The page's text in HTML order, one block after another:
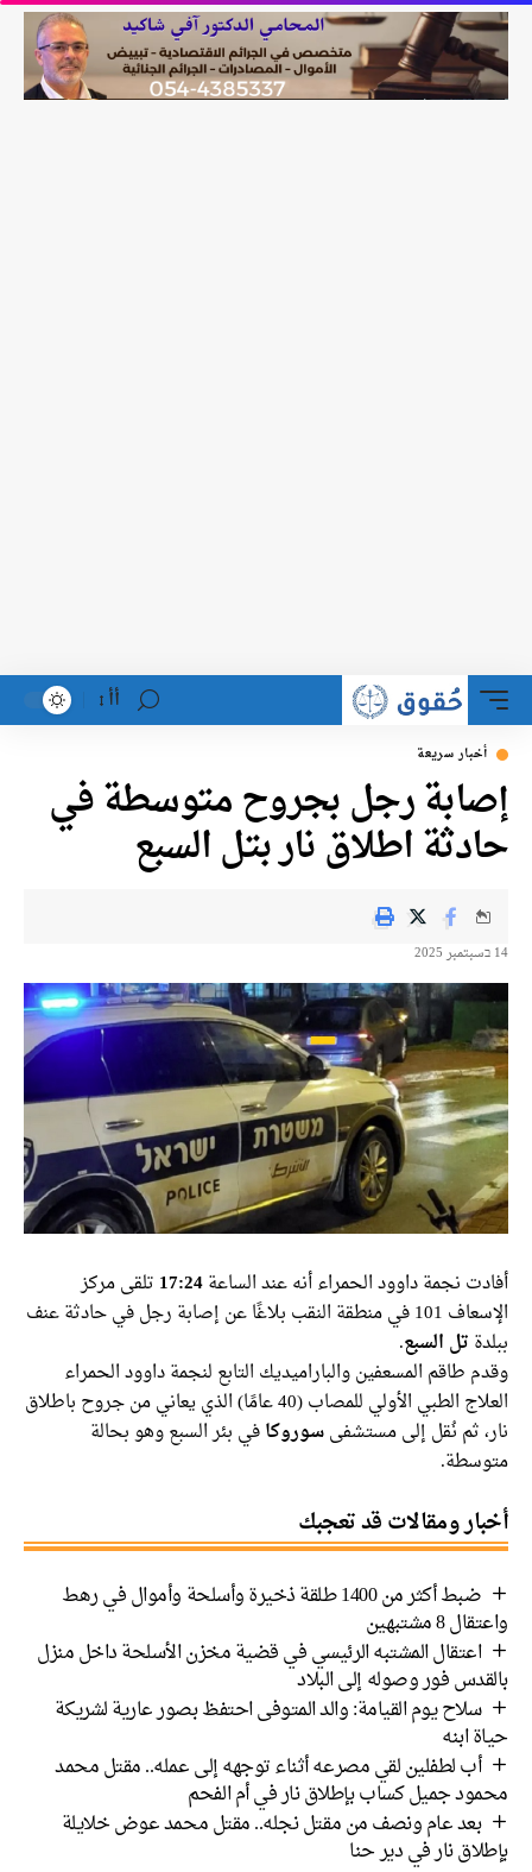
أأ
أخبار سريعة
إصابة رجل بجروح متوسطة في
حادثة اطلاق نار بتل السبع
14 בسبتمبر 2025
أفادت نجمة داوود الحمراء أنه عند الساعة17:24 تلقى مركز
الإسعاف 101 في منطقة النقب بلاغًا عن إصابة رجل في حادثة عنف
ببلدة تل السبع.
وقدم طاقم المسعفين والباراميديك التابع لنجمة داوود الحمراء
العلاج الطبي الأولي للمصاب (40 عامًا) الذي يعاني من جروح باطلاق
نار، ثم نُقل إلى مستشفىسوروكافي بئر السبع وهو بحالة
متوسطة.
أخبار ومقالات قد تعجبك
ضبط أكثر من 1400 طلقة ذخيرة وأسلحة وأموال في رهط
واعتقال 8 مشتبهين
اعتقال المشتبه الرئيسي في قضية مخزن الأسلحة داخل منزل
بالقدس فور وصوله إلى البلاد
سلاح يوم القيامة: والد المتوفى احتفظ بصور عارية لشريكة
حياة ابنه
أب لطفلين لقي مصرعه أثناء توجهه إلى عمله.. مقتل محمد
محمود جميل كساب بإطلاق نار في أم الفحم
بعد عام ونصف من مقتل نجله.. مقتل محمد عوض خلايلة
بإطلاق نار في دير حنا